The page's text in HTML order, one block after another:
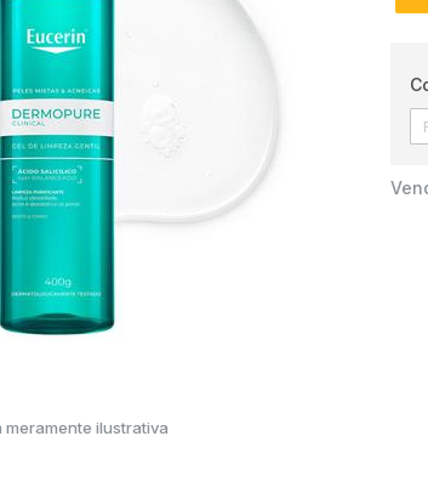
meramente ilustrativa